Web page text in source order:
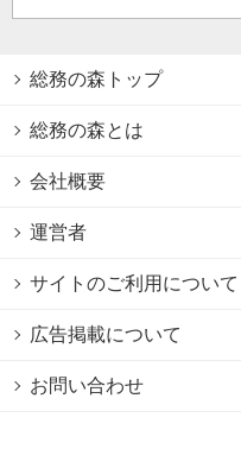
総務の森トップ
総務の森とは
会社概要
運営者
サイトのご利用について
広告掲載について
お問い合わせ